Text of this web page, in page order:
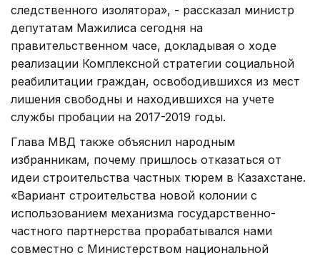
следственного изолятора», - рассказал министр
депутатам Мажилиса сегодня на
правительственном часе, докладывая о ходе
реализации Комплексной стратегии социальной
реабилитации граждан, освободившихся из мест
лишения свободны и находившихся на учете
службы пробации на 2017-2019 годы.
Глава МВД также объяснил народным
избранникам, почему пришлось отказаться от
идеи строительства частных тюрем в Казахстане.
«Вариант строительства новой колонии с
использованием механизма государственно-
частного партнерства прорабатывался нами
совместно с Министерством национальной